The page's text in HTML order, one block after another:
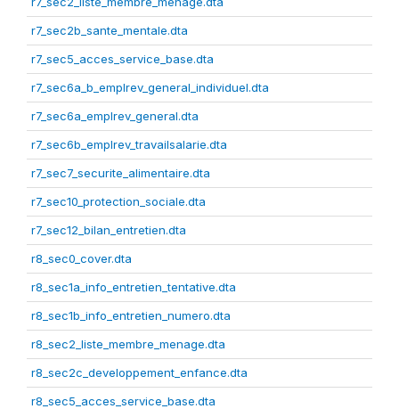
r7_sec2b_sante_mentale.dta
r7_sec5_acces_service_base.dta
r7_sec6a_b_emplrev_general_individuel.dta
r7_sec6a_emplrev_general.dta
r7_sec6b_emplrev_travailsalarie.dta
r7_sec7_securite_alimentaire.dta
r7_sec10_protection_sociale.dta
r7_sec12_bilan_entretien.dta
r8_sec0_cover.dta
r8_sec1a_info_entretien_tentative.dta
r8_sec1b_info_entretien_numero.dta
r8_sec2_liste_membre_menage.dta
r8_sec2c_developpement_enfance.dta
r8_sec5_acces_service_base.dta